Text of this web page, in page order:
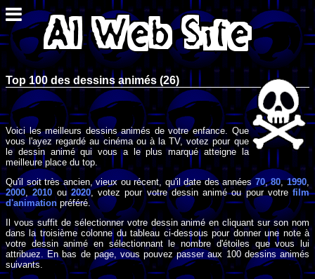
Top 100 des dessins animés (26)
Voici les meilleurs dessins animés de votre enfance. Que
vous l'ayez regardé au cinéma ou à la TV, votez pour que
le dessin animé qui vous a le plus marqué atteigne la
meilleure place du top.
Qu'il soit très ancien, vieux ou récent, qu'il date des années 70,80,1990,
2000,2010 ou2020, votez pour votre dessin animé ou pour votre film
d'animation préféré.
Il vous suffit de sélectionner votre dessin animé en cliquant sur son nom
dans la troisième colonne du tableau ci-dessous pour donner une note à
votre dessin animé en sélectionnant le nombre d'étoiles que vous lui
attribuez. En bas de page, vous pouvez passer aux 100 dessins animés
suivants.